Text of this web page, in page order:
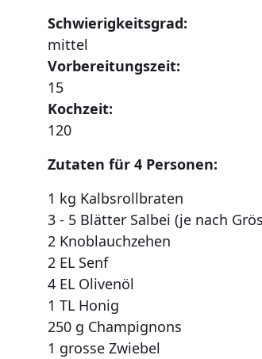
Schwierigkeitsgrad:
mittel
Vorbereitungszeit:
15
Kochzeit:
120
Zutaten für 4 Personen:
1 kg Kalbsrollbraten
3 - 5 Blätter Salbei (je nach
2 Knoblauchzehen
2 EL Senf
4 EL Olivenöl
1 TL Honig
250 g Champignons
1 grosse Zwiebel